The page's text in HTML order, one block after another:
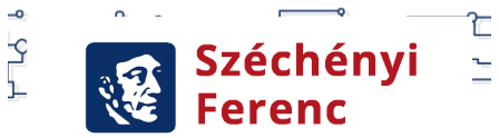
Tartalomhoz